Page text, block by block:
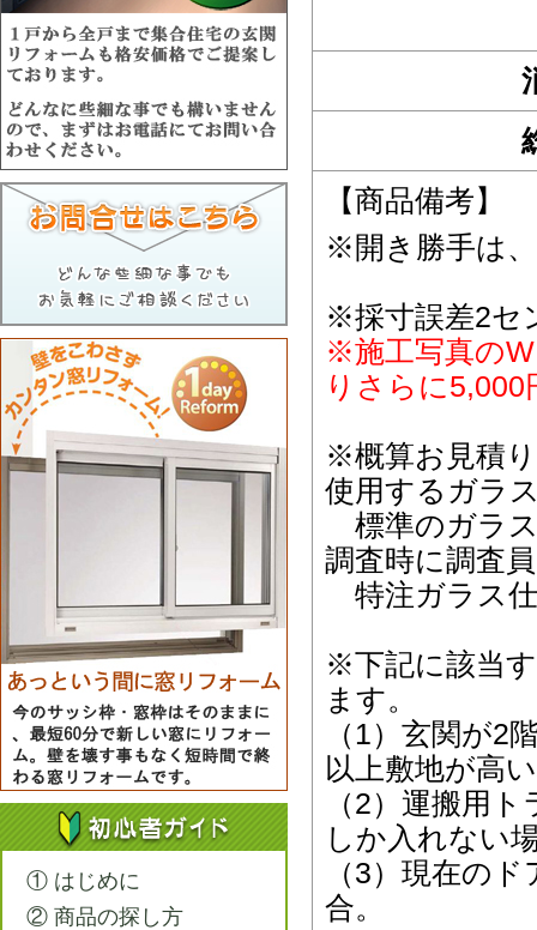
【商品備考】
※開き勝手は
※採寸誤差2セ
※施工写真の
りさらに
※概算お見積
使用するガラ
標準のガラ
調査時に調査
特注ガラス
※下記に該当
ます。
（1）玄関が2
以上敷地が高
（2）運搬用
しか入れない
（3）現在の
合。
① はじめに
② 商品の探し方